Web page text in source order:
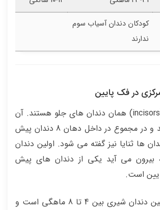
کودکان دندان آسیاب سوم
ندارند
دندان پیش یا (incisors) همان دندان های جلو هستند. آن
ها 4 عدد هستند و در مجموع در داخل دهان 8 دندان پیش
ها ثنایا نیز گفته می شود. اولین دندان
بیرون می آید یکی از دندان های پیش
است.
سن در آمدن اولین دندان شیری بین 4 تا 8 ماهگی است و